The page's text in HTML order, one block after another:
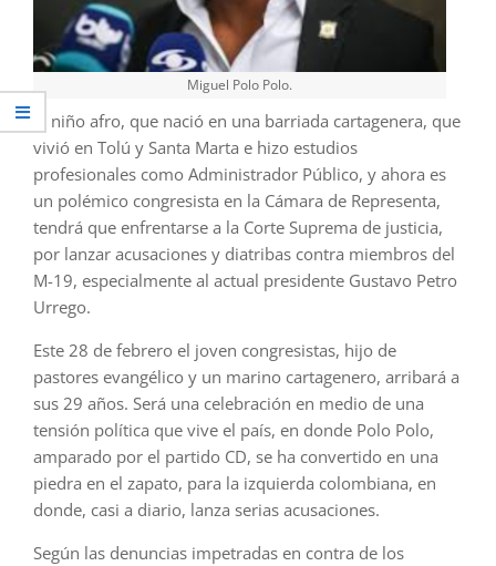
Miguel Polo Polo.
El niño afro, que nació en una barriada cartagenera, que
vivió en Tolú y Santa Marta e hizo estudios
profesionales como Administrador Público, y ahora es
un polémico congresista en la Cámara de Representa,
tendrá que enfrentarse a la Corte Suprema de justicia,
por lanzar acusaciones y diatribas contra miembros del
M-19, especialmente al actual presidente Gustavo Petro
Urrego.
Este 28 de febrero el joven congresistas, hijo de
pastores evangélico y un marino cartagenero, arribará a
sus 29 años. Será una celebración en medio de una
tensión política que vive el país, en donde Polo Polo,
amparado por el partido CD, se ha convertido en una
piedra en el zapato, para la izquierda colombiana, en
donde, casi a diario, lanza serias acusaciones.
Según las denuncias impetradas en contra de los